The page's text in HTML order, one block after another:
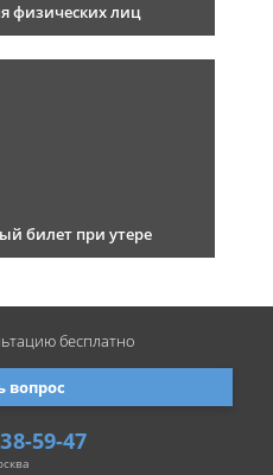
физических лиц
билет при утере
59-47
вопрос
бесплатно